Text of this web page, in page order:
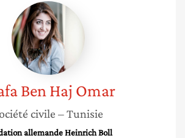
Wafa
Ben
Haj
Omar
Ben Haj Omar
civile – Tunisie
allemande Heinrich Boll